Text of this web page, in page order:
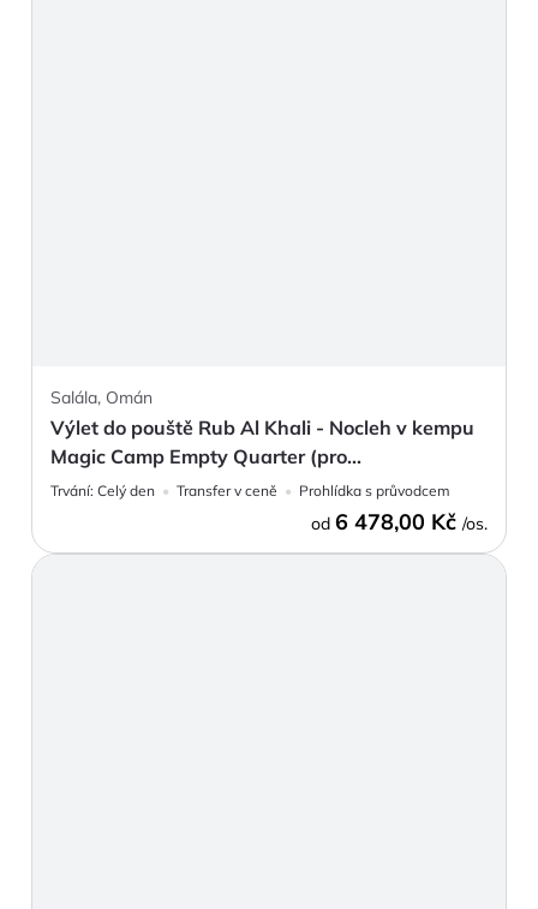
Salála, Omán
Výlet do pouště Rub Al Khali - Nocleh v kempu
Magic Camp Empty Quarter (pro...
Trvání: Celý den Transfer v ceně Prohlídka s průvodcem
od 6 478,00 Kč /os.